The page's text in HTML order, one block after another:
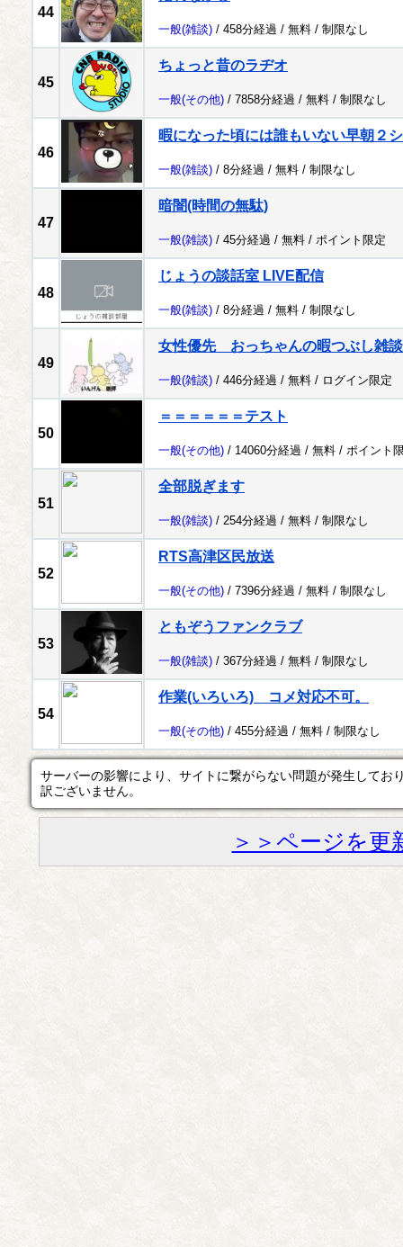
44
一般(雑談) / 458分経過 / 無料 / 制限なし
45
ちょっと昔のラヂオ
一般(その他) / 7858分経過 / 無料 / 制限なし
46
暇になった頃には誰もいない早朝２
一般(雑談) / 8分経過 / 無料 / 制限なし
47
暗闇(時間の無駄)
一般(雑談) / 45分経過 / 無料 / ポイント限定
48
じょうの談話室 LIVE配信
一般(雑談) / 8分経過 / 無料 / 制限なし
49
女性優先 おっちゃんの暇つぶし雑
一般(雑談) / 446分経過 / 無料 / ログイン限定
50
＝＝＝＝＝＝テスト
一般(その他) / 14060分経過 / 無料 / ポイント
51
全部脱ぎます
一般(雑談) / 254分経過 / 無料 / 制限なし
52
RTS高津区民放送
一般(その他) / 7396分経過 / 無料 / 制限なし
53
ともぞうファンクラブ
一般(雑談) / 367分経過 / 無料 / 制限なし
54
作業(いろいろ) コメ対応不可。
一般(その他) / 455分経過 / 無料 / 制限なし
サーバーの影響により、サイトに繋がらない問題が発生してお
訳ございません。
＞＞ページを更